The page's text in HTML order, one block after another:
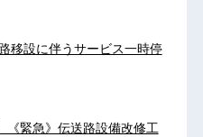
移設に伴うサービス一時停
《緊急》伝送路設備改修工